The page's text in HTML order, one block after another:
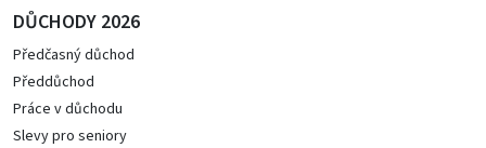
DŮCHODY 2026
Předčasný důchod
Předdůchod
Práce v důchodu
Slevy pro seniory